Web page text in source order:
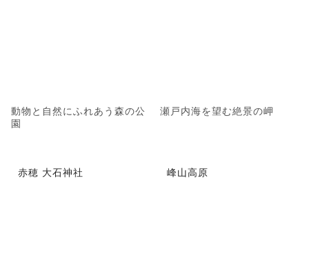
動物と自然にふれあう森の公
園
瀬戸内海を望む絶景の岬
赤穂 大石神社 峰山高原